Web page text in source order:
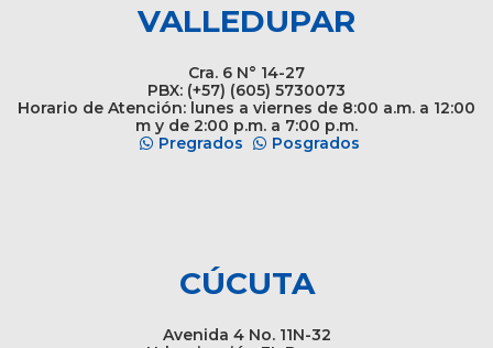
VALLEDUPAR
Cra. 6 N° 14-27
PBX: (+57) (605) 5730073
Horario de Atención: lunes a viernes de 8:00 a.m. a 12:00
m y de 2:00 p.m. a 7:00 p.m.
Pregrados
Posgrados
CÚCUTA
Avenida 4 No. 11N-32